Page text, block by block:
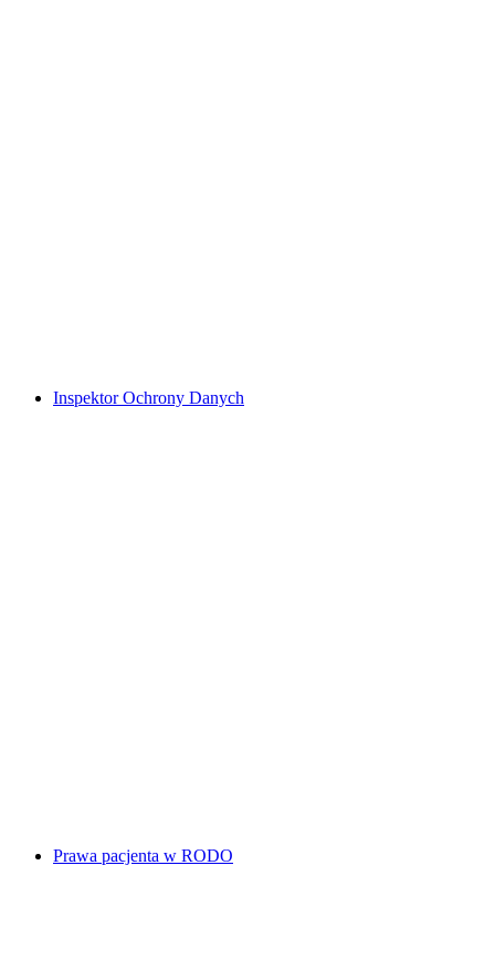
Inspektor Ochrony Danych
Prawa pacjenta w RODO